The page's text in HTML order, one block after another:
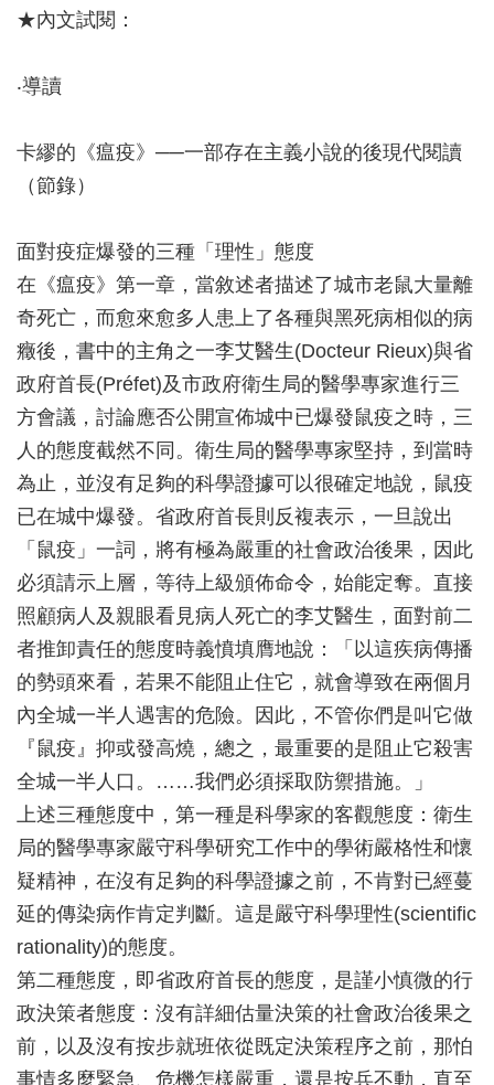
★內文試閱：
‧導讀
卡繆的《瘟疫》──一部存在主義小說的後現代閱讀
（節錄）
面對疫症爆發的三種「理性」態度
在《瘟疫》第一章，當敘述者描述了城市老鼠大量離
奇死亡，而愈來愈多人患上了各種與黑死病相似的病
癥後，書中的主角之一李艾醫生(Docteur Rieux)與省
政府首長(Préfet)及市政府衛生局的醫學專家進行三
方會議，討論應否公開宣佈城中已爆發鼠疫之時，三
人的態度截然不同。衛生局的醫學專家堅持，到當時
為止，並沒有足夠的科學證據可以很確定地說，鼠疫
已在城中爆發。省政府首長則反複表示，一旦說出
「鼠疫」一詞，將有極為嚴重的社會政治後果，因此
必須請示上層，等待上級頒佈命令，始能定奪。直接
照顧病人及親眼看見病人死亡的李艾醫生，面對前二
者推卸責任的態度時義憤填膺地說：「以這疾病傳播
的勢頭來看，若果不能阻止住它，就會導致在兩個月
內全城一半人遇害的危險。因此，不管你們是叫它做
『鼠疫』抑或發高燒，總之，最重要的是阻止它殺害
全城一半人口。……我們必須採取防禦措施。」
上述三種態度中，第一種是科學家的客觀態度：衛生
局的醫學專家嚴守科學研究工作中的學術嚴格性和懷
疑精神，在沒有足夠的科學證據之前，不肯對已經蔓
延的傳染病作肯定判斷。這是嚴守科學理性(scientific
rationality)的態度。
第二種態度，即省政府首長的態度，是謹小慎微的行
政決策者態度：沒有詳細估量決策的社會政治後果之
前，以及沒有按步就班依從既定決策程序之前，那怕
事情多麼緊急、危機怎樣嚴重，還是按兵不動，直至